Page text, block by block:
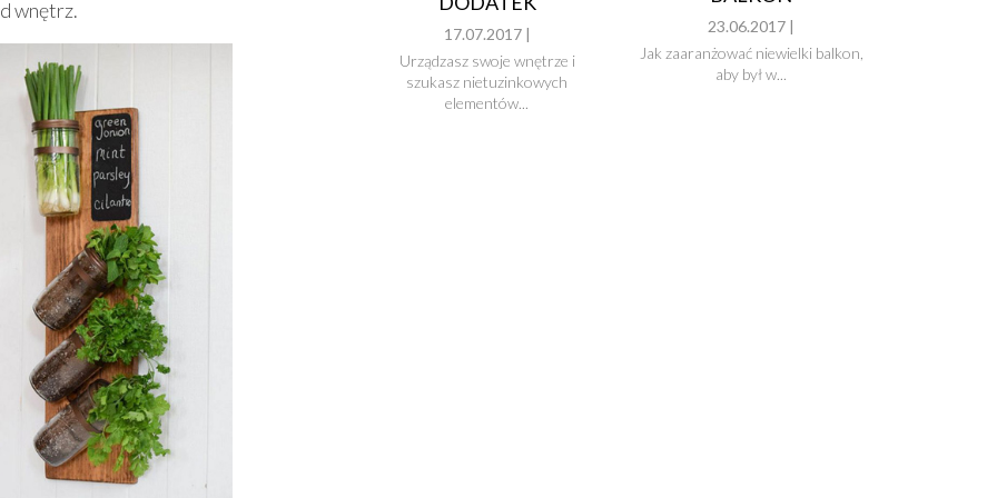
wnętrz.
17.07.2017 |
Urządzasz swoje wnętrze i
szukasz nietuzinkowych
elementów...
23.06.2017 |
Jak zaaranżować niewielki balkon,
aby był w...